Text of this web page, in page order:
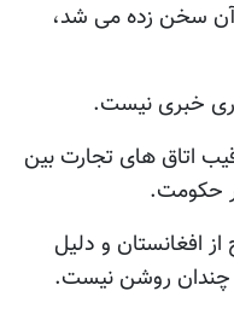
آن سخن زده می شد،
خبری نیست.
اتاق های تجارت بین
حکومت.
افغانستان و دلیل
چندان روشن نیست.